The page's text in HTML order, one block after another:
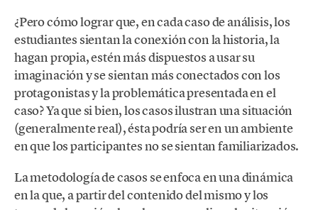
¿Pero cómo lograr que, en cada caso de análisis, los
estudiantes sientan la conexión con la historia, la
hagan propia, estén más dispuestos a usar su
imaginación y se sientan más conectados con los
protagonistas y la problemática presentada en el
caso? Ya que si bien, los casos ilustran una situación
(generalmente real), ésta podría ser en un ambiente
en que los participantes no se sientan familiarizados.
La metodología de casos se enfoca en una dinámica
en la que, a partir del contenido del mismo y los